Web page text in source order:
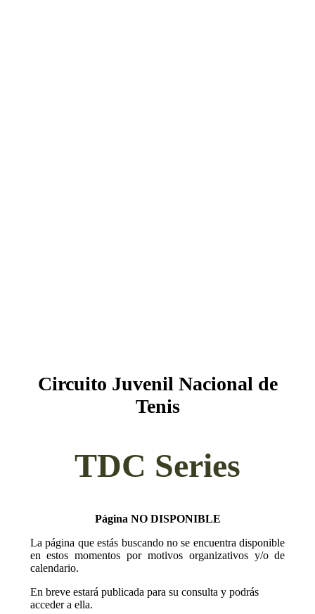
Circuito Juvenil Nacional de
Tenis
TDC Series
Página NO DISPONIBLE
La página que estás buscando no se encuentra disponible
en estos momentos por motivos organizativos y/o de
calendario.
En breve estará publicada para su consulta y podrás
acceder a ella.